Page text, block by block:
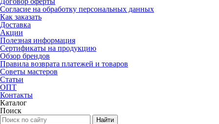
Согласие на обработку персональных данных
Как заказать
Доставка
Акции
Полезная информация
Сертификаты на продукцию
Обзор брендов
Правила возврата платежей и товаров
Советы мастеров
Статьи
ОПТ
Контакты
Каталог
Поиск